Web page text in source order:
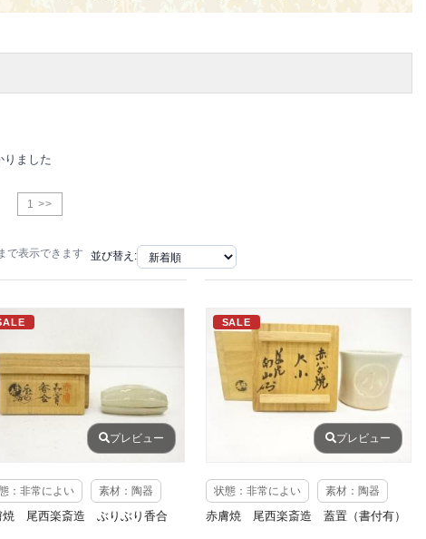
りました
1 >>
で表示できます 並び替え:
プレビュー
：非常によい 素材：陶器
焼 尾西楽斎造 ぶりぶり香合
SALE
プレビュー
状態：非常によい 素材：陶器
赤膚焼 尾西楽斎造 蓋置（書付有）